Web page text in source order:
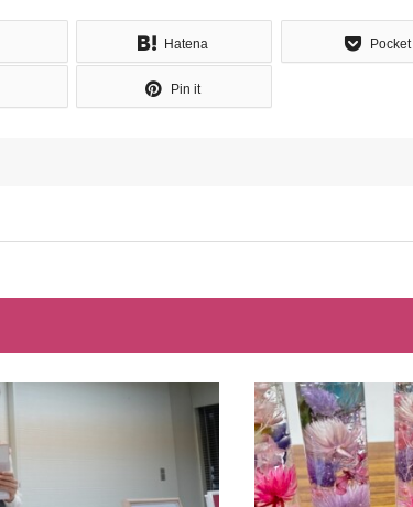
Hatena Pocket
Pin it